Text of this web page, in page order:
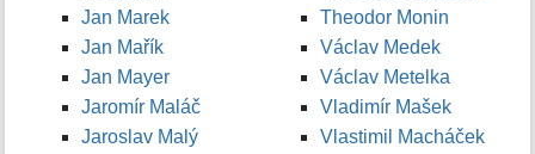
Jan Marek
Jan Mařík
Jan Mayer
Jaromír Maláč
Jaroslav Malý
Theodor Monin
Václav Medek
Václav Metelka
Vladimír Mašek
Vlastimil Macháček